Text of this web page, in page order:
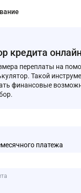
кредита
переплаты на
Такой
финансовые
платежа